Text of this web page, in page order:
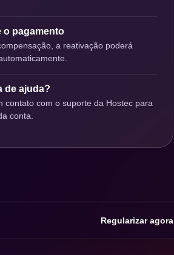
o pagamento
a reativação poderá
de ajuda?
contato com o suporte da Hostec para
conta.
Regularizar agora